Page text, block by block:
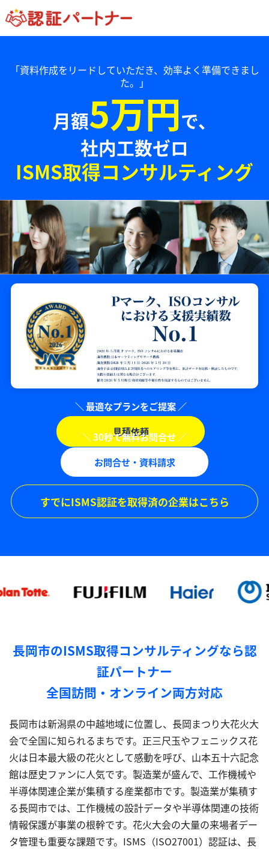
「資料作成をリードしていただき、効率よく準備できまし
た。」
月額5万円で、
社内工数ゼロ
ISMS取得コンサルティング
見積依頼
お問合せ・資料請求
すでにISMS認証を取得済の企業はこちら
長岡市のISMS取得コンサルティングなら認
証パートナー
全国訪問・オンライン両方対応
長岡市は新潟県の中越地域に位置し、長岡まつり大花火大
会で全国に知られるまちです。正三尺玉やフェニックス花
火は日本最大級の花火として感動を呼び、山本五十六記念
館は歴史ファンに人気です。製造業が盛んで、工作機械や
半導体関連企業が集積する産業都市です。製造業が集積す
る長岡市では、工作機械の設計データや半導体関連の技術
情報保護が事業の根幹です。花火大会の大量の来場者デー
タ管理も重要な課題です。ISMS（ISO27001）認証は、長